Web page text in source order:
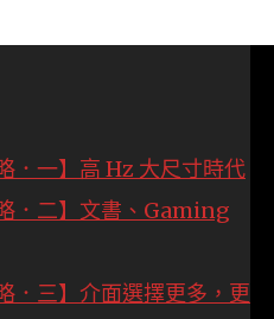
．一】高 Hz 大尺寸時代
．二】文書、Gaming
．三】介面選擇更多，更